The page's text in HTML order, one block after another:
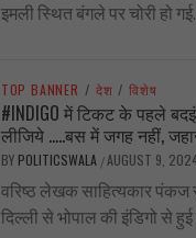
इमली स्थित बंगले पर चोरी हो
TOP BANNER / देश / विशेष
#INDIGO में टिकट के पहले
लीजिये …..बस में जगह नहीं,
BY POLITICSWALA /AUGUST 9,
वरिष्ठ लेखक साहित्यकार पंकज
दिल्ली से भोपाल की इंडिगो से